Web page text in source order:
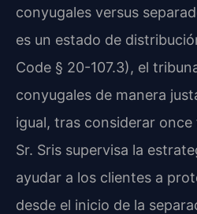
conyugales versus
es un estado de
Code § 20-107.3), el
conyugales de manera
igual, tras considerar once
Sr. Sris supervisa la
ayudar a los clientes a
desde el inicio de la